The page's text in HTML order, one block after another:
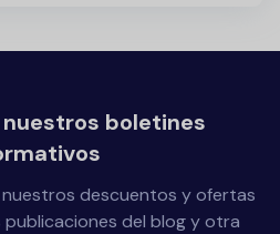
boletines
descuentos y ofertas
publicaciones del blog y otra